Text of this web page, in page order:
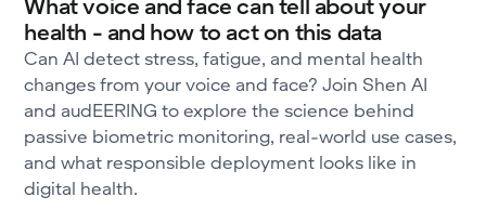
What voice and face can tell about your
health - and how to act on this data
Can AI detect stress, fatigue, and mental health
changes from your voice and face? Join Shen AI
and audEERING to explore the science behind
passive biometric monitoring, real-world use cases,
and what responsible deployment looks like in
digital health.